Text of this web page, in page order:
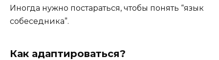
Иногда нужно постараться, чтобы понять “язык
собеседника”.
Как адаптироваться?